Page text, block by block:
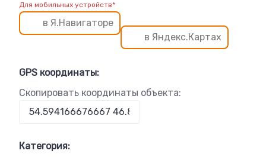
Для мобильных устройств*
в Я.Навигаторе
в Яндекс.Картах
GPS координаты:
Скопировать координаты объекта:
Категория: